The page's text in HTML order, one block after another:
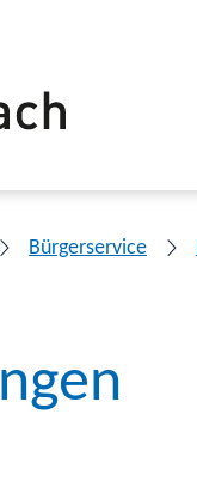
Bürgerservice